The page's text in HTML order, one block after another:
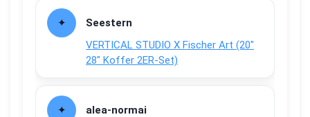
Seestern
VERTICAL STUDIO X Fischer Art (20″
28″ Koffer 2ER-Set)
alea-normai